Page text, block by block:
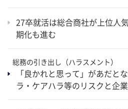
27卒就活は総合商社が上位
期化も進む
総務の引き出し（ハラスメント）
「良かれと思って」があだ
ラ・ケアハラ等のリスクと企